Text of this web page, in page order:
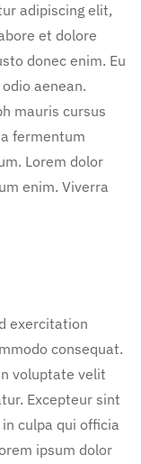
adipiscing elit,
et dolore
donec enim. Eu
aenean.
mauris cursus
fermentum
Lorem dolor
enim. Viverra
exercitation
consequat.
voluptate velit
Excepteur sint
culpa qui officia
ipsum dolor